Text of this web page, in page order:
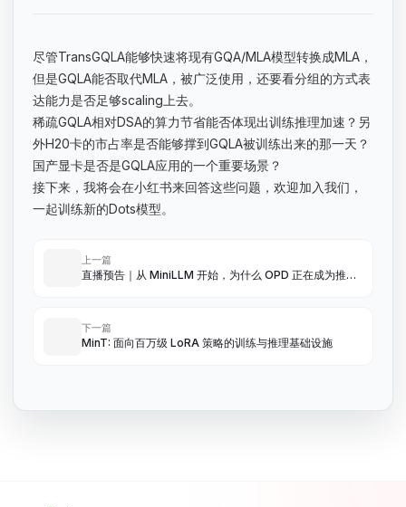
尽管TransGQLA能够快速将现有GQA/MLA模型转换成MLA，
但是GQLA能否取代MLA，被广泛使用，还要看分组的方式表
达能力是否足够scaling上去。
稀疏GQLA相对DSA的算力节省能否体现出训练推理加速？另
外H20卡的市占率是否能够撑到GQLA被训练出来的那一天？
国产显卡是否是GQLA应用的一个重要场景？
接下来，我将会在小红书来回答这些问题，欢迎加入我们，
一起训练新的Dots模型。
上一篇
直播预告｜从 MiniLLM 开始，为什么 OPD 正在成为推理
下一篇
MinT: 面向百万级 LoRA 策略的训练与推理基础设施